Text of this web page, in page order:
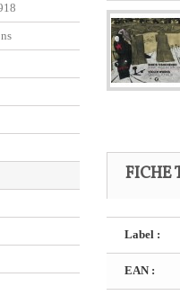
FICHE
Label :
EAN :